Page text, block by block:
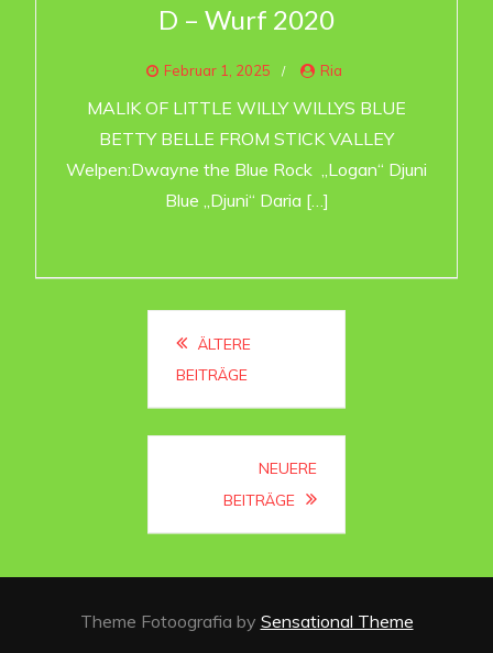
D – Wurf 2020
Februar 1, 2025 Ria
MALIK OF LITTLE WILLY WILLYS BLUE
BETTY BELLE FROM STICK VALLEY
Welpen:Dwayne the Blue Rock „Logan“ Djuni
Blue „Djuni“ Daria […]
Beitragsnavigation
ÄLTERE
BEITRÄGE
NEUERE
BEITRÄGE
Theme Fotoografia by Sensational Theme